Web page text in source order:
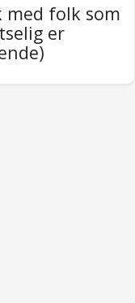
med folk som
er